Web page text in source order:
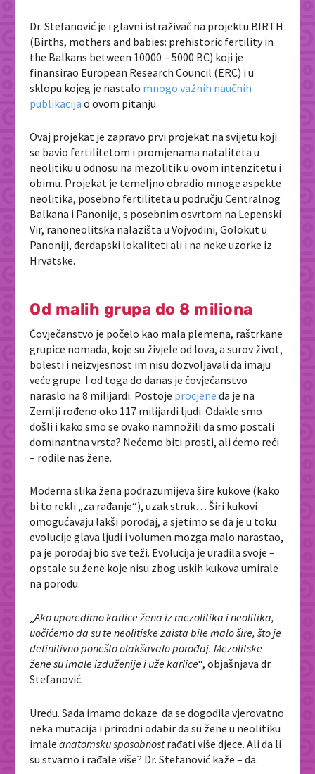
Dr. Stefanović je i glavni istraživač na projektu BIRTH
(Births, mothers and babies: prehistoric fertility in
the Balkans between 10000 – 5000 BC) koji je
finansirao European Research Council (ERC) i u
sklopu kojeg je nastalo mnogo važnih naučnih
publikacija o ovom pitanju.
Ovaj projekat je zapravo prvi projekat na svijetu koji
se bavio fertilitetom i promjenama nataliteta u
neolitiku u odnosu na mezolitik u ovom intenzitetu i
obimu. Projekat je temeljno obradio mnoge aspekte
neolitika, posebno fertiliteta u području Centralnog
Balkana i Panonije, s posebnim osvrtom na Lepenski
Vir, ranoneolitska nalazišta u Vojvodini, Golokut u
Panoniji, đerdapski lokaliteti ali i na neke uzorke iz
Hrvatske.
Od malih grupa do 8 miliona
Čovječanstvo je počelo kao mala plemena, raštrkane
grupice nomada, koje su živjele od lova, a surov život,
bolesti i neizvjesnost im nisu dozvoljavali da imaju
veće grupe. I od toga do danas je čovječanstvo
naraslo na 8 milijardi. Postoje procjene da je na
Zemlji rođeno oko 117 milijardi ljudi. Odakle smo
došli i kako smo se ovako namnožili da smo postali
dominantna vrsta? Nećemo biti prosti, ali ćemo reći
– rodile nas žene.
Moderna slika žena podrazumijeva šire kukove (kako
bi to rekli „za rađanje“), uzak struk… Širi kukovi
omogućavaju lakši porođaj, a sjetimo se da je u toku
evolucije glava ljudi i volumen mozga malo narastao,
pa je porođaj bio sve teži. Evolucija je uradila svoje –
opstale su žene koje nisu zbog uskih kukova umirale
na porodu.
„Ako uporedimo karlice žena iz mezolitika i neolitika,
uočićemo da su te neolitiske zaista bile malo šire, što je
definitivno ponešto olakšavalo porođaj. Mezolitske
žene su imale izduženije i uže karlice“, objašnjava dr.
Stefanović.
Uredu. Sada imamo dokaze da se dogodila vjerovatno
neka mutacija i prirodni odabir da su žene u neolitiku
imaleanatomsku sposobnostrađati više djece. Ali da li
su stvarno i rađale više? Dr. Stefanović kaže – da.